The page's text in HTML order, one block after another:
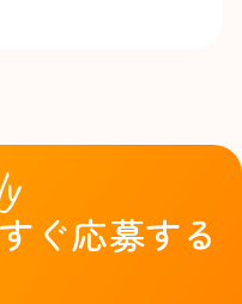
ぐ応募する